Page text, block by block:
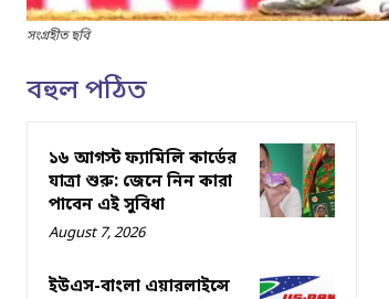
সংগ্রহীত ছবি
বহুল পঠিত
১৬ আগস্ট ফ্যামিলি কার্ডের
যাত্রা শুরু: জেনে নিন কারা
পাবেন এই সুবিধা
August 7, 2026
ইউএস-বাংলা এয়ারলাইন্সে